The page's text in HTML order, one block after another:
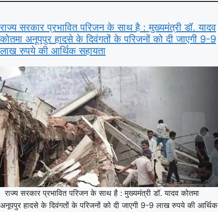
राज्य सरकार प्रभावित परिजन के साथ है : मुख्यमंत्री डॉ. यादव
कोतमा अनूपपुर हादसे के दिवंगतों के परिजनों को दी जाएगी 9-9
लाख रुपये की आर्थिक सहायता
राज्य सरकार प्रभावित परिजन के साथ है : मुख्यमंत्री डॉ. यादव कोतमा
अनूपपुर हादसे के दिवंगतों के परिजनों को दी जाएगी 9-9 लाख रुपये की आर्थिक